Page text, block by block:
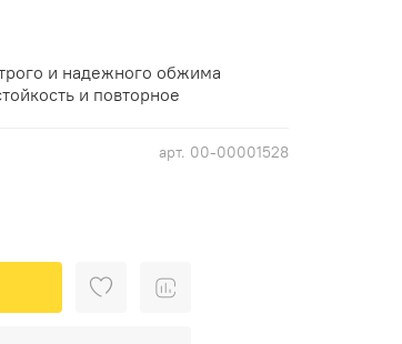
арт. 00-00001528
и надежного обжима
и повторное